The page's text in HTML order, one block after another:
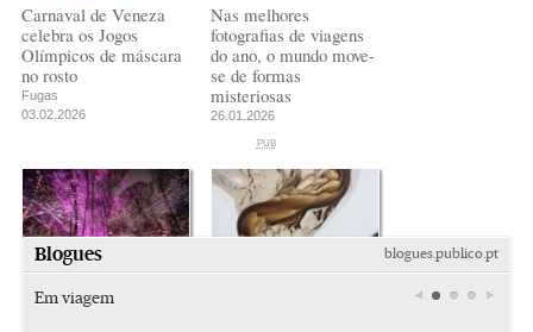
Carnaval de Veneza
celebra os Jogos
Olímpicos de máscara
no rosto
Fugas
03.02.2026
Nas melhores
fotografias de viagens
do ano, o mundo move-
se de formas
misteriosas
26.01.2026
O esplendor cósmico
PUB
PUB
PUB
Blogues blogues.publico.pt
Em viagem